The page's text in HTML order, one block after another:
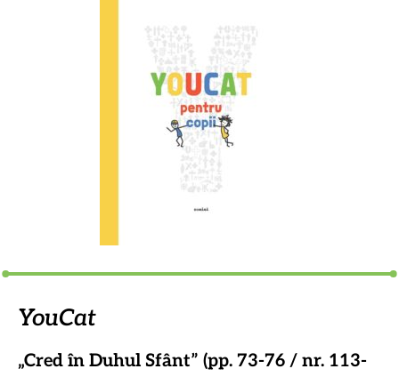
YouCat
„Cred în Duhul Sfânt” (pp. 73-76 / nr. 113-